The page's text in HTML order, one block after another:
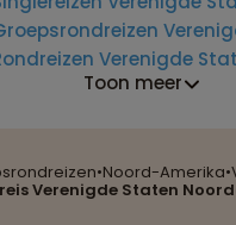
•Noord-Amerika•
Verenigde Staten
Verenigde
Toon meer
met oog voor mens,